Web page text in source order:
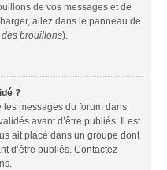
de vos messages et de
allez dans le panneau de
brouillons).
?
les messages du forum dans
avant d’être publiés. Il est
ait placé dans un groupe dont
d’être publiés. Contactez